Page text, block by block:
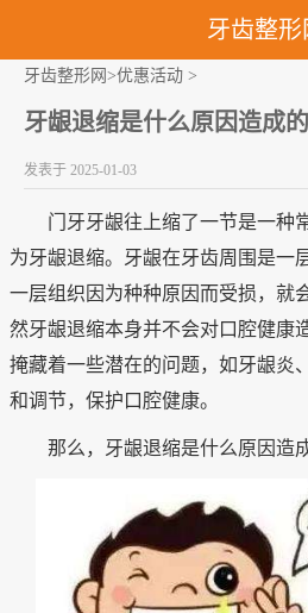
牙齿整形
牙齿整形网>优惠活动 >
牙龈退缩是什么原因造成
发表于 2025-01-03
门牙牙龈往上缩了一节是一种
为牙龈退缩。牙龈在牙齿周围是一
一层组织因为种种原因而受损，就
然牙龈退缩本身并不会对口腔健康
掩藏着一些潜在的问题，如牙龈炎
和调节，保护口腔健康。
那么，牙龈退缩是什么原因造